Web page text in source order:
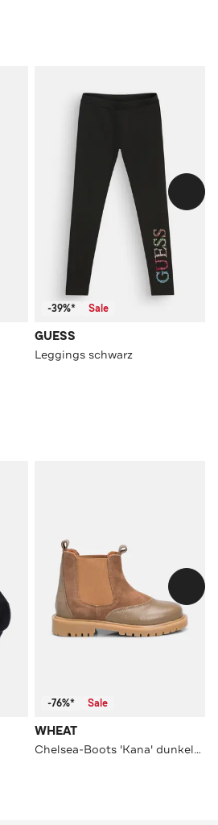
-39%* Sale
GUESS
Leggings schwarz
-76%* Sale
WHEAT
Chelsea-Boots 'Kana' dunkelbraun